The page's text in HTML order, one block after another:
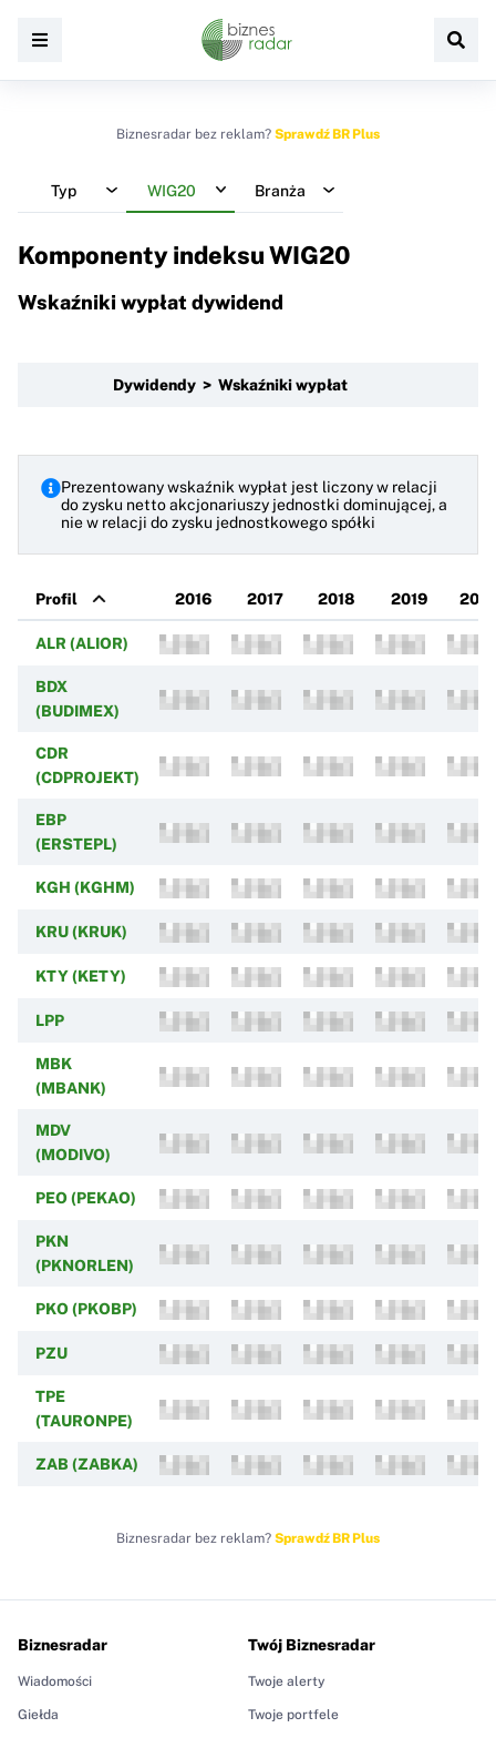
Biznesradar bez reklam? Sprawdź BR Plus
Typ WIG20 Branża
Komponenty indeksuWIG20
Wskaźniki wypłat dywidend
Dywidendy > Wskaźniki wypłat
Prezentowany wskaźnik wypłat jest liczony w relacji
do zysku netto akcjonariuszy jednostki dominującej, a
nie w relacji do zysku jednostkowego spółki
Profil 2016 2017 2018 2019
ALR (ALIOR)
BDX
(BUDIMEX)
CDR
(CDPROJEKT)
EBP
(ERSTEPL)
KGH (KGHM)
KRU (KRUK)
KTY (KETY)
LPP
MBK
(MBANK)
MDV
(MODIVO)
PEO (PEKAO)
PKN
(PKNORLEN)
PKO (PKOBP)
PZU
TPE
(TAURONPE)
ZAB (ZABKA)
Biznesradar bez reklam? Sprawdź BR Plus
Biznesradar
Wiadomości
Giełda
Twój Biznesradar
Twoje alerty
Twoje portfele